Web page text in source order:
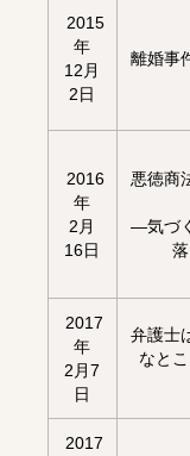
2015
年
12月
2日
離婚事
2016
年
2月
16日
悪徳商
―気づ
2017
年
2月7
日
弁護士
なと
2017